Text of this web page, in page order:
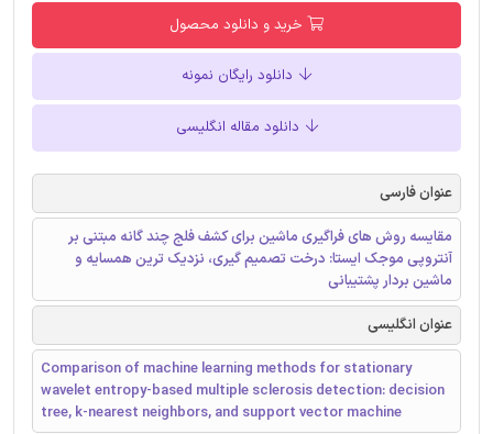
خرید و دانلود محصول
دانلود رایگان نمونه
دانلود مقاله انگلیسی
عنوان فارسی
مقایسه روش های فراگیری ماشین برای کشف فلج چند گانه مبتنی بر
آنتروپی موجک ایستا: درخت تصمیم گیری، نزدیک ترین همسایه و
ماشین بردار پشتیبانی
عنوان انگلیسی
Comparison of machine learning methods for stationary
wavelet entropy-based multiple sclerosis detection: decision
tree, k-nearest neighbors, and support vector machine